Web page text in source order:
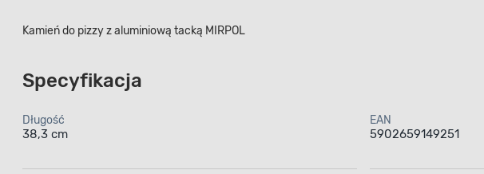
Kamień do pizzy z aluminiową tacką MIRPOL
Specyfikacja
Długość
38,3 cm
EAN
5902659149251